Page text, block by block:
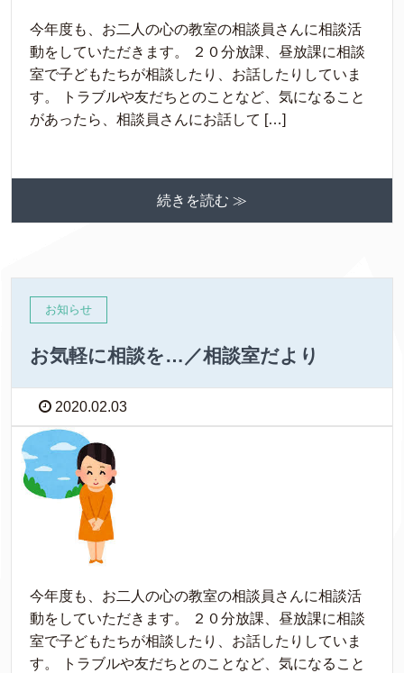
今年度も、お二人の心の教室の相談員さんに相談活
動をしていただきます。 ２０分放課、昼放課に相談
室で子どもたちが相談したり、お話したりしていま
す。 トラブルや友だちとのことなど、気になること
があったら、相談員さんにお話して […]
続きを読む ≫
お知らせ
お気軽に相談を…／相談室だより
2020.02.03
今年度も、お二人の心の教室の相談員さんに相談活
動をしていただきます。 ２０分放課、昼放課に相談
室で子どもたちが相談したり、お話したりしていま
す。 トラブルや友だちとのことなど、気になること